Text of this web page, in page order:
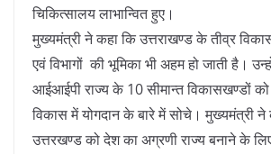
चिकित्सालय लाभान्वित हुए।
मुख्यमंत्री ने कहा कि उत्तराखण्ड के तीव्र
एवं विभागों की भूमिका भी अहम हो जाती है।
आईआईपी राज्य के 10 सीमान्त विकासखण्डों
विकास में योगदान के बारे में सोचे। मुख्यमंत्री
उत्तरखण्ड को देश का अग्रणी राज्य बनाने के